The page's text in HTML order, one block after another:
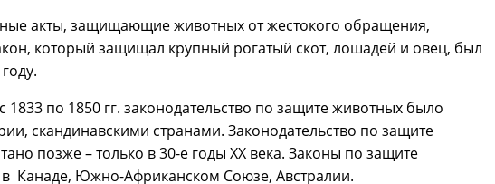
акты, защищающие животных от жестокого обращения,
который защищал крупный рогатый скот, лошадей и овец, был
1833 по 1850 гг. законодательство по защите животных было
скандинавскими странами. Законодательство по защите
позже – только в 30-е годы XX века. Законы по защите
Канаде, Южно-Африканском Союзе, Австралии.